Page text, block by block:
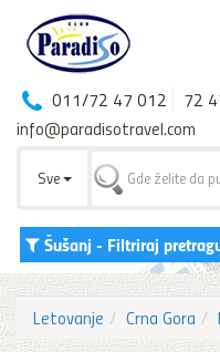
011/72 47 012 72
info@paradisotravel.com
Sve
Šušanj - Filtriraj
Letovanje Crna Gora